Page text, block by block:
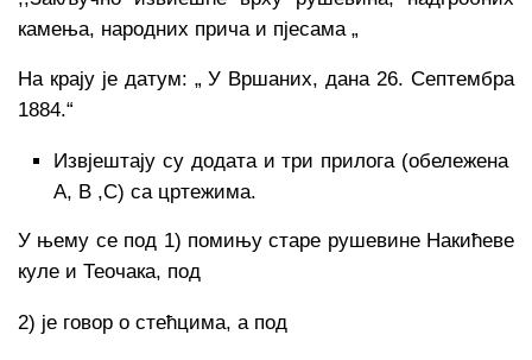
камења, народних прича и пјесама „
На крају је датум: „ У Вршаних, дана 26. Септембра
1884.“
Извјештају су додата и три прилога (обележена
A, B ,C) са цртежима.
У њему се под 1) помињу старе рушевине Накићеве
куле и Теочака, под
2) је говор о стећцима, а под